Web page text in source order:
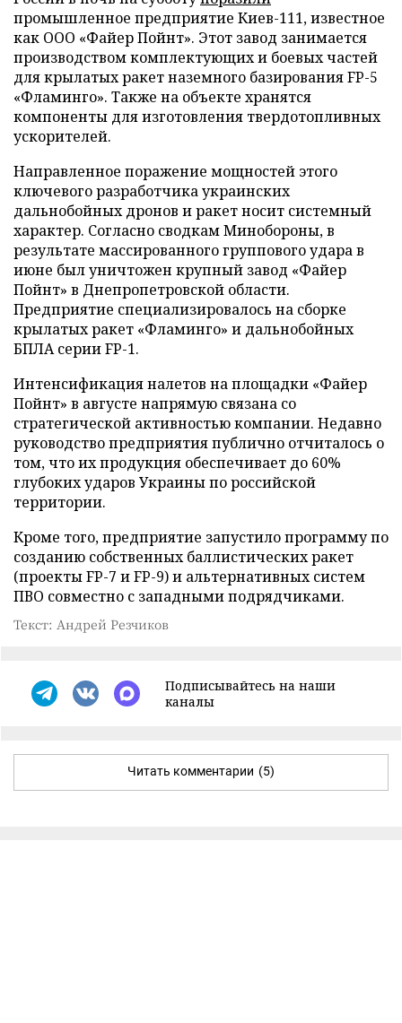
промышленное предприятие Киев-111, известное
как ООО «Файер Пойнт». Этот завод занимается
производством комплектующих и боевых частей
для крылатых ракет наземного базирования FP-5
«Фламинго». Также на объекте хранятся
компоненты для изготовления твердотопливных
ускорителей.
Направленное поражение мощностей этого
ключевого разработчика украинских
дальнобойных дронов и ракет носит системный
характер. Согласно сводкам Минобороны, в
результате массированного группового удара в
июне был уничтожен крупный завод «Файер
Пойнт» в Днепропетровской области.
Предприятие специализировалось на сборке
крылатых ракет «Фламинго» и дальнобойных
БПЛА серии FP-1.
Интенсификация налетов на площадки «Файер
Пойнт» в августе напрямую связана со
стратегической активностью компании. Недавно
руководство предприятия публично отчиталось о
том, что их продукция обеспечивает до 60%
глубоких ударов Украины по российской
территории.
Кроме того, предприятие запустило программу по
созданию собственных баллистических ракет
(проекты FP-7 и FP-9) и альтернативных систем
ПВО совместно с западными подрядчиками.
Текст: Андрей Резчиков
Подписывайтесь на наши
каналы
Читать комментарии (5)